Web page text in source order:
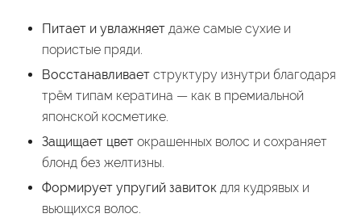
Питает и увлажняетдаже самые сухие и
пористые пряди.
Восстанавливаетструктуру изнутри благодаря
трём типам кератина — как в премиальной
японской косметике.
Защищает цветокрашенных волос и сохраняет
блонд без желтизны.
Формирует упругий завитокдля кудрявых и
вьющихся волос.